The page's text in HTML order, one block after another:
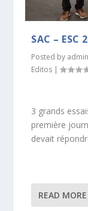
SAC – ESC
Posted by admin
Editos |
3 grands
première
devait
READ MORE